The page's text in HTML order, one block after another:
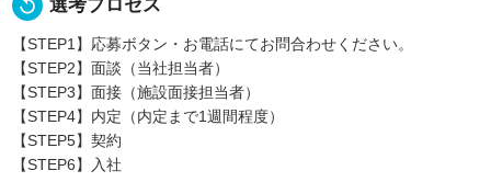
replay 選考プロセス
【STEP1】応募ボタン・お電話にてお問合わせください。
【STEP2】面談（当社担当者）
【STEP3】面接（施設面接担当者）
【STEP4】内定（内定まで1週間程度）
【STEP5】契約
【STEP6】入社